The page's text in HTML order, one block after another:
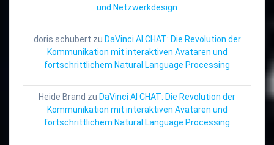
und Netzwerkdesign
doris schubert zu DaVinci AI CHAT: Die Revolution der
Kommunikation mit interaktiven Avataren und
fortschrittlichem Natural Language Processing
Heide Brand zu DaVinci AI CHAT: Die Revolution der
Kommunikation mit interaktiven Avataren und
fortschrittlichem Natural Language Processing